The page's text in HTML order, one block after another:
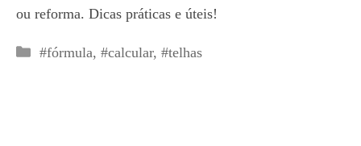
ou reforma. Dicas práticas e úteis!
Categorias
#fórmula, #calcular, #telhas